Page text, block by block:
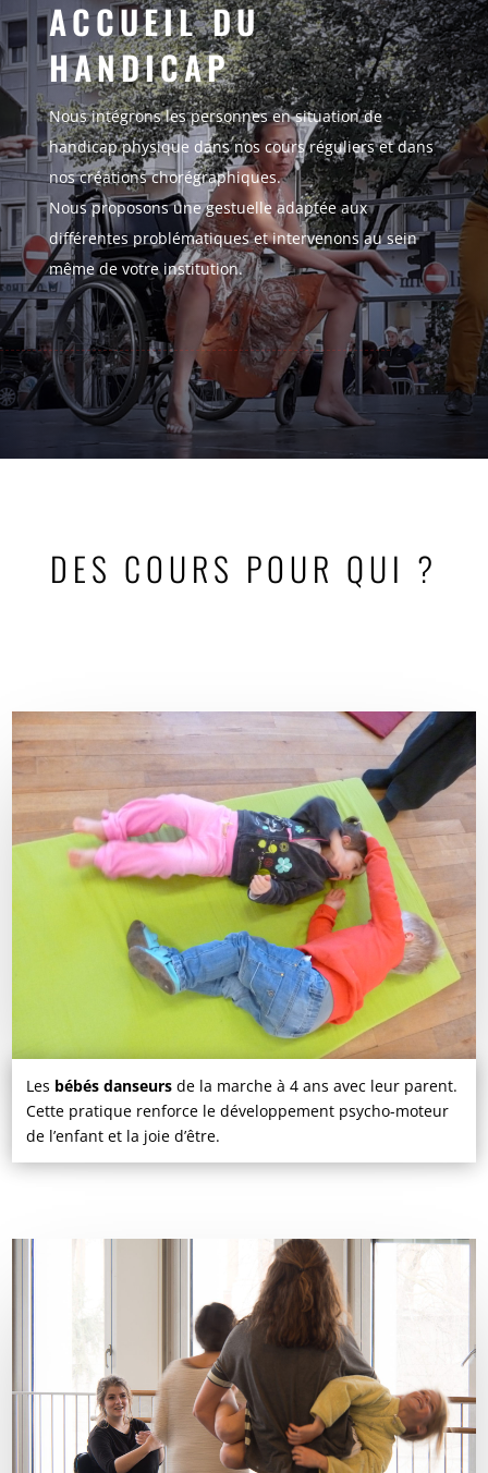
ACCUEIL DU
HANDICAP
Nous intégrons les personnes en situation de
handicap physique dans nos cours réguliers et dans
nos créations chorégraphiques.
Nous proposons une gestuelle adaptée aux
différentes problématiques et intervenons au sein
même de votre institution.
DES COURS POUR QUI ?
Les bébés danseursde la marche à 4 ans avec leur parent.
Cette pratique renforce le développement psycho-moteur
de l’enfant et la joie d’être.